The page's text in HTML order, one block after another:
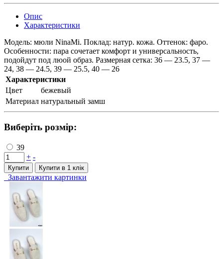
Опис
Характеристики
Модель: мюли NinaMi. Поклад: натур. кожа. Оттенок: фаро.
Особенности: пара сочетает комфорт и универсальность,
подойдут под люой образ. Размерная сетка: 36 — 23.5, 37 —
24, 38 — 24.5, 39 — 25.5, 40 — 26
Характеристики
Цвет
бежевый
Материал натуральный замш
Виберіть розмір:
39
+ -
Купити Купити в 1 клiк
Завантажити картинки